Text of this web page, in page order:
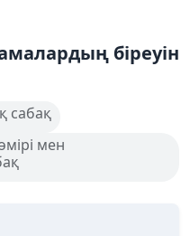
біреуін
сабақ
мен